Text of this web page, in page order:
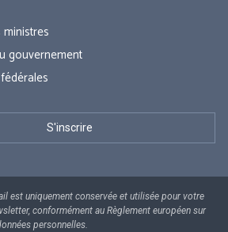
gouvernement
est uniquement conservée et utilisée pour votre
conformément au Règlement européen sur
personnelles.